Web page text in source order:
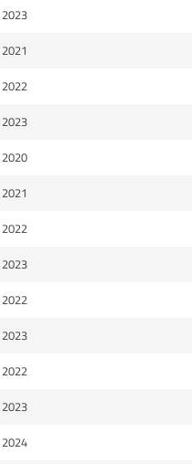
2023
2021
2022
2023
2020
2021
2022
2023
2022
2023
2022
2023
2024